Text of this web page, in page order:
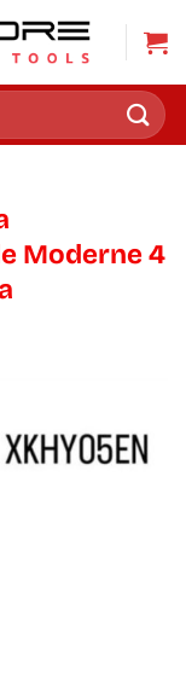
Moderne 4